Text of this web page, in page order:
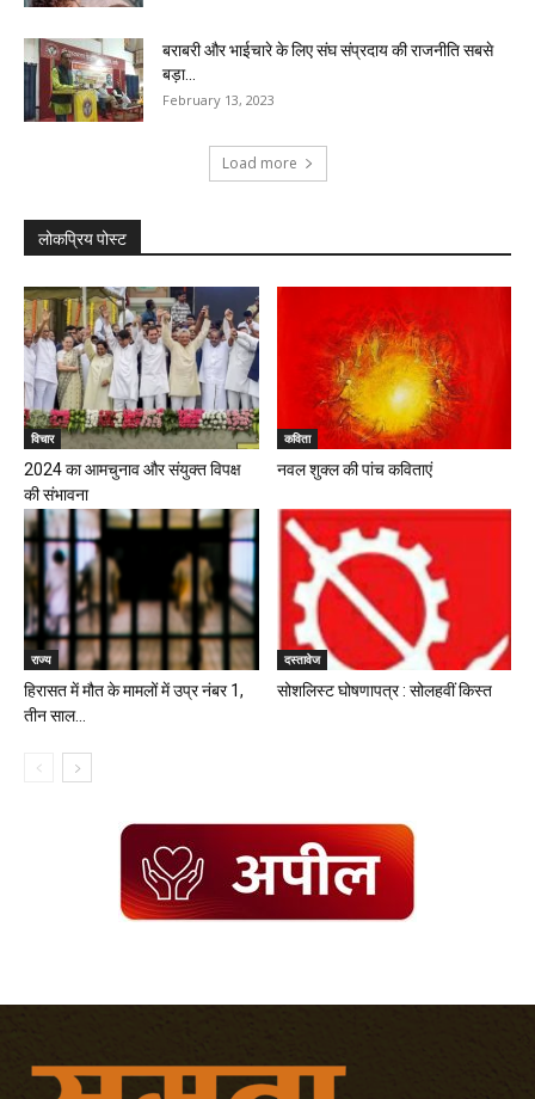
बराबरी और भाईचारे के लिए संघ संप्रदाय की राजनीति सबसे
बड़ा...
February 13, 2023
Load more
लोकप्रिय पोस्ट
विचार
2024 का आमचुनाव और संयुक्त विपक्ष
की संभावना
कविता
नवल शुक्ल की पांच कविताएं
राज्य
हिरासत में मौत के मामलों में उप्र नंबर 1,
तीन साल...
दस्तावेज
सोशलिस्ट घोषणापत्र : सोलहवीं किस्त